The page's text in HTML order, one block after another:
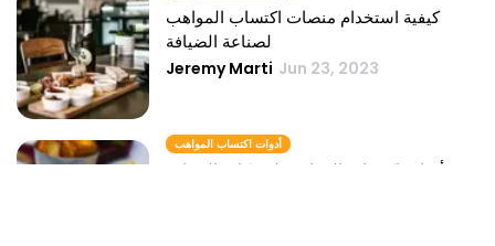
كيفية استخدام منصات اكتساب المواهب
لصناعة الضيافة
Jeremy Marti Jun 23, 2023
أدوات اكتساب المواهب
أدوات اكتساب المواهب لشركات الضيافة